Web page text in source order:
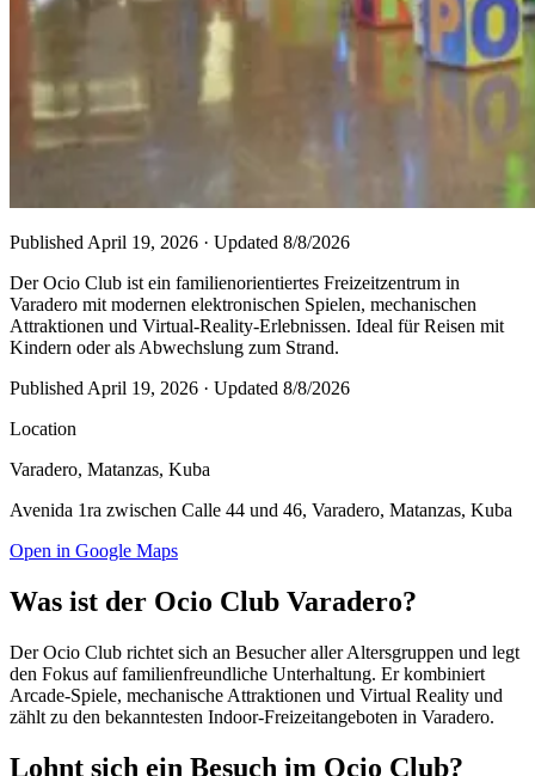
Published April 19, 2026 · Updated 8/8/2026
Der Ocio Club ist ein familienorientiertes Freizeitzentrum in
Varadero mit modernen elektronischen Spielen, mechanischen
Attraktionen und Virtual-Reality-Erlebnissen. Ideal für Reisen mit
Kindern oder als Abwechslung zum Strand.
Published April 19, 2026 · Updated 8/8/2026
Location
Varadero, Matanzas, Kuba
Avenida 1ra zwischen Calle 44 und 46, Varadero, Matanzas, Kuba
Open in Google Maps
Was ist der Ocio Club Varadero?
Der Ocio Club richtet sich an Besucher aller Altersgruppen und legt
den Fokus auf familienfreundliche Unterhaltung. Er kombiniert
Arcade-Spiele, mechanische Attraktionen und Virtual Reality und
zählt zu den bekanntesten Indoor-Freizeitangeboten in Varadero.
Lohnt sich ein Besuch im Ocio Club?